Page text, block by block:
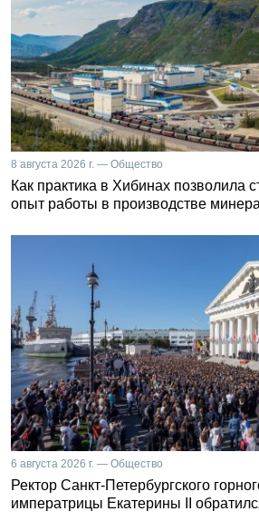
8 августа 2026 г. — Общество
Как практика в Хибинах позволила
опыт работы в производстве
6 августа 2026 г. — Общество
Ректор Санкт-Петербургского
императрицы Екатерины II